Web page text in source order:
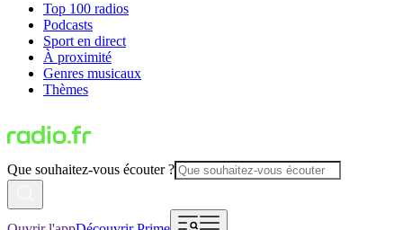
Top 100 radios
Podcasts
Sport en direct
À proximité
Genres musicaux
Thèmes
Que souhaitez-vous écouter ?